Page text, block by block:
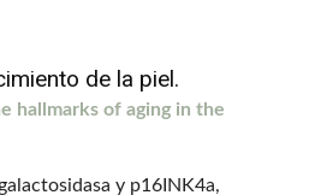
de la piel.
hallmarks of aging in the
y p16INK4a,